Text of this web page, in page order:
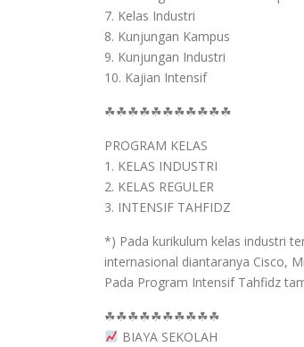
7. Kelas Industri
8. Kunjungan Kampus
9. Kunjungan Industri
10. Kajian Intensif
☘☘☘☘☘☘☘☘☘☘☘
PROGRAM KELAS
1. KELAS INDUSTRI
2. KELAS REGULER
3. INTENSIF TAHFIDZ
*) Pada kurikulum kelas industri
internasional diantaranya Cisco,
Pada Program Intensif Tahfidz
☘☘☘☘☘☘☘☘☘☘
BIAYA SEKOLAH